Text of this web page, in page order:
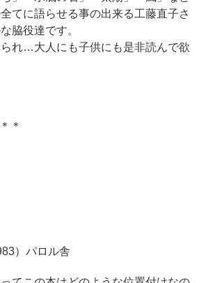
てに語らせる事の出来る工藤直子さ
脇役達です。
れ…大人にも子供にも是非読んで欲
＊
）パロル舎